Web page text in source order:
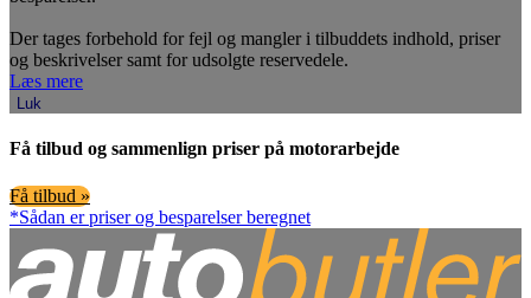
Der tages forbehold for fejl og mangler i tilbuddets indhold, priser
og beskrivelser samt for udsolgte reservedele.
Læs mere
Luk
Få tilbud og sammenlign priser på motorarbejde
Få tilbud »
*Sådan er priser og besparelser beregnet